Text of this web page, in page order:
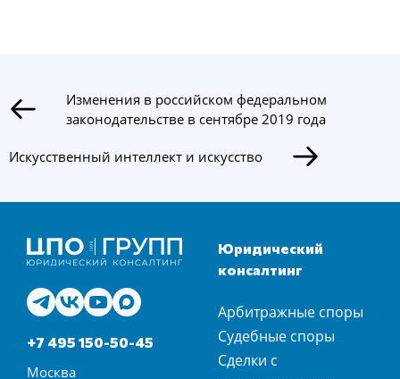
Изменения в российском федеральном
законодательстве в сентябре 2019 года
Искусственный интеллект и искусство
+7 495 150-50-45
Москва
Юридический
консалтинг
Арбитражные споры
Судебные споры
Сделки с